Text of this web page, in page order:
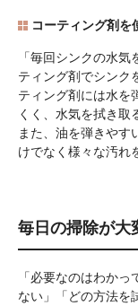
コーティング剤を
「毎回シンクの水
ティング剤でシンク
ティング剤には水を
くく、水気を拭き取
また、油を弾きやす
けでなく様々な汚れ
毎日の掃除が大
「必要なのはわか
ない」「どの方法を